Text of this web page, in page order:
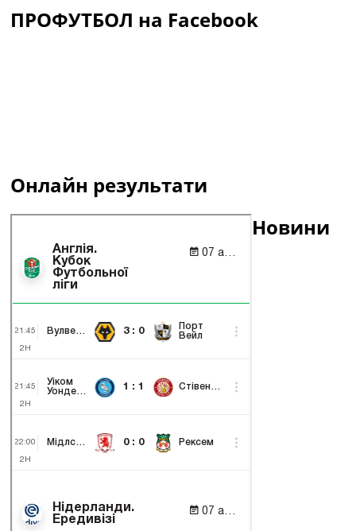
ПРОФУТБОЛ на Facebook
Онлайн результати
Новини